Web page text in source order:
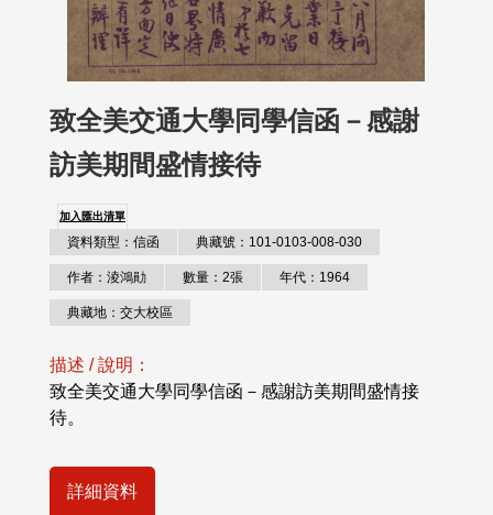
致全美交通大學同學信函－感謝
訪美期間盛情接待
加入匯出清單
資料類型：信函 典藏號：101-0103-008-030
作者：淩鴻勛 數量：2張 年代：1964
典藏地：交大校區
描述 / 說明：
致全美交通大學同學信函－感謝訪美期間盛情接
待。
詳細資料